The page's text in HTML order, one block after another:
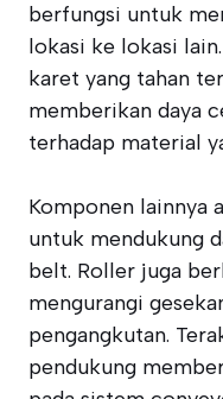
berfungsi untuk
lokasi ke lokasi
karet yang tahan
memberikan daya
terhadap material
Komponen lainnya
untuk mendukung
belt. Roller juga
mengurangi
pengangkutan.
pendukung